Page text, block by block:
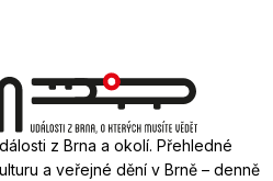
z Brna a okolí. Přehledné
a veřejné dění v Brně – denně